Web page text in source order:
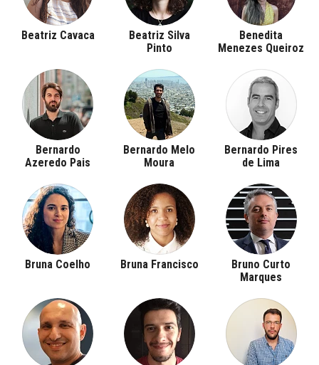
Beatriz Cavaca
Beatriz Silva
Pinto
Benedita
Menezes Queiroz
Bernardo
Azeredo Pais
Bernardo Melo
Moura
Bernardo Pires
de Lima
Bruna Coelho Bruna Francisco
Bruno Curto
Marques